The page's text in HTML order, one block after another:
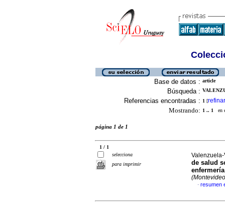
Base de datos : article
Búsqueda :
Referencias encontradas : 1 [refinar
Mostrando: 1 .. 1 en
página 1 de 1
1 / 1
selecciona
para imprimir
de salud
· resumen